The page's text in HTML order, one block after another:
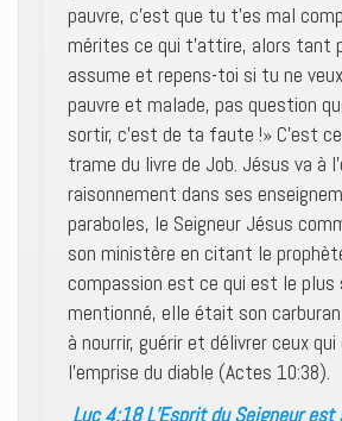
pauvre, c’est que tu t’es mal
mérites ce qui t’attire, alors tant
assume et repens-toi si tu ne
pauvre et malade, pas question
sortir, c’est de ta faute !» C’est
trame du livre de Job. Jésus va à
raisonnement dans ses
paraboles, le Seigneur Jésus
son ministère en citant le
compassion est ce qui est le plus
mentionné, elle était son
à nourrir, guérir et délivrer ceux
l’emprise du diable (Actes 10:38).
Luc 4:18 L’Esprit du Seigneur est